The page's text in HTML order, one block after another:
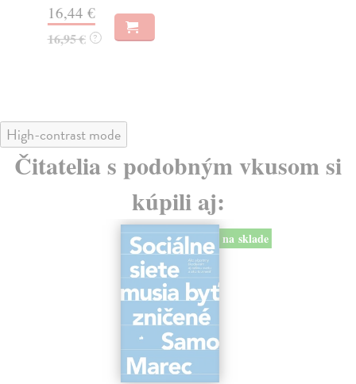
16,44 €
16,95 € ?
High-contrast mode
Čitatelia s podobným vkusom si
kúpili aj:
na sklade